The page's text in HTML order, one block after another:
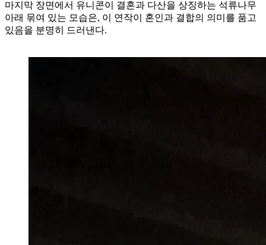
마지막 장면에서 유니콘이 결혼과 다산을 상징하는 석류나무
아래 묶여 있는 모습은, 이 연작이 혼인과 결합의 의미를 품고
있음을 분명히 드러낸다.